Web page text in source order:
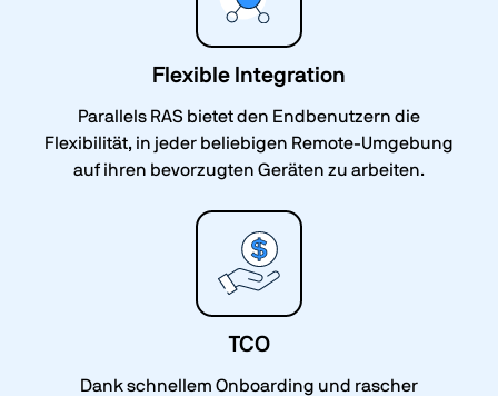
Flexible Integration
Parallels RAS bietet den Endbenutzern die
Flexibilität, in jeder beliebigen Remote-Umgebung
auf ihren bevorzugten Geräten zu arbeiten.
TCO
Dank schnellem Onboarding und rascher